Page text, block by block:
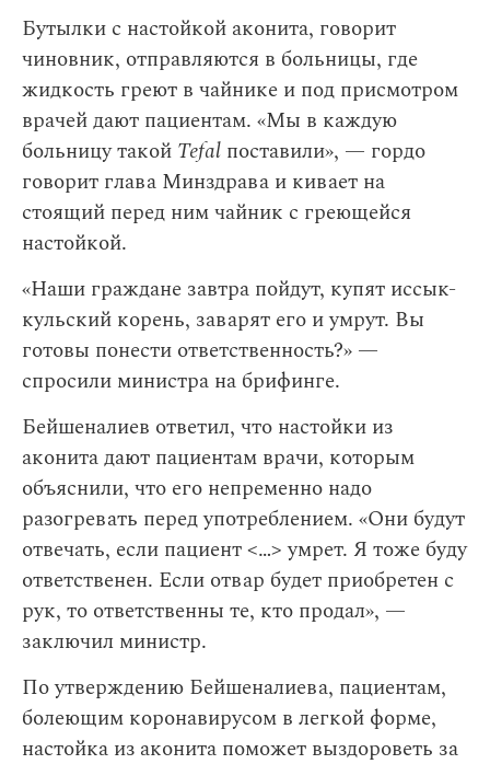
Бутылки с настойкой аконита, говорит
чиновник, отправляются в больницы, где
жидкость греют в чайнике и под присмотром
врачей дают пациентам. «Мы в каждую
больницу такой Tefal поставили», — гордо
говорит глава Минздрава и кивает на
стоящий перед ним чайник с греющейся
настойкой.
«Наши граждане завтра пойдут, купят иссык-
кульский корень, заварят его и умрут. Вы
готовы понести ответственность?» —
спросили министра на брифинге.
Бейшеналиев ответил, что настойки из
аконита дают пациентам врачи, которым
объяснили, что его непременно надо
разогревать перед употреблением. «Они будут
отвечать, если пациент <…> умрет. Я тоже буду
ответственен. Если отвар будет приобретен с
рук, то ответственны те, кто продал», —
заключил министр.
По утверждению Бейшеналиева, пациентам,
болеющим коронавирусом в легкой форме,
настойка из аконита поможет выздороветь за